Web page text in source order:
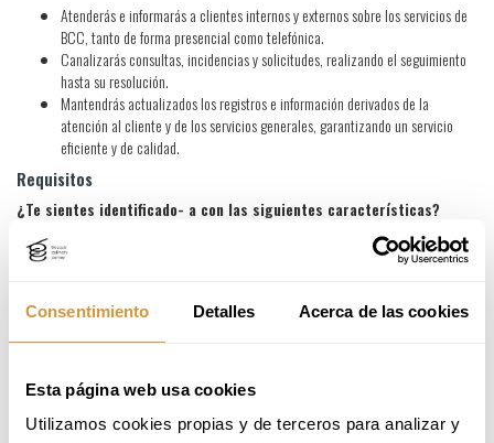
Consentimiento Detalles Acerca de las cookies
Esta página web usa cookies
Utilizamos cookies propias y de terceros para analizar y
Atenderás e informarás a clientes internos y externos sobre los servicios de
BCC, tanto de forma presencial como telefónica.
Canalizarás consultas, incidencias y solicitudes, realizando el seguimiento
hasta su resolución.
Mantendrás actualizados los registros e información derivados de la
atención al cliente y de los servicios generales, garantizando un servicio
eficiente y de calidad.
Requisitos
¿Te sientes identificado- a con las siguientes características?
Tienes formación de Grado Superior en Administración y Finanzas, Turismo o
campos similares.
relacionados con la atención al cliente.
Tienes conocimiento en programas específicos como Business Central
Dynamics 365, Salto o Excel.